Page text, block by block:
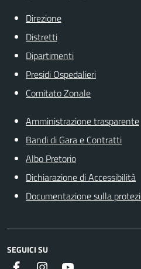
Direzione
Distretti
Dipartimenti
Presidi Ospedalieri
Comitato Zonale
Amministrazione trasparente
Bandi di Gara e Contratti
Albo Pretorio
Dichiarazione di Accessibilità
Documentazione sulla
SEGUICI SU